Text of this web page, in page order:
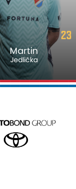
23
Martin
Jedlička